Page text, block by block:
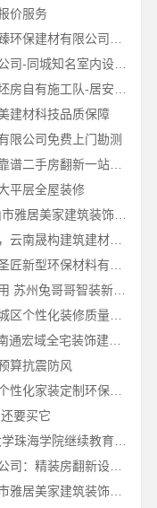
价服务
嘉兴绿色之家建材科技有限公司-同城知名室内设计团队高端
建材科技品质保障
限公司免费上门勘测
浙江臻美新型建材有限公司靠谱二手房翻新一站式急装
平层全屋装修
佛山市区靠谱家装施工-佛山市雅居美家建筑装饰工程有限公司
轻奢高端重钢住宅本地维保，云南晟构建筑建材有限公司全程护航
张家港本地装修公司家装费用 苏州兔哥哥智装新材料有限公司
绍兴卓鑫装饰材料有限公司城区个性化装修质量有保障
靠谱一站式家装公司施工 - 南通宏域全宅装饰建材有限公司
算抗震防风
绍兴卓鑫装饰材料有限公司个性化家装定制环保优质材料
要买它
广东省专科学校-北京理工大学珠海学院继续教育学院
同城快装（湖北）科技有限公司：精装房翻新设计零增项
佛山顺德专业家装装饰佛山市雅居美家建筑装饰工程有限公司